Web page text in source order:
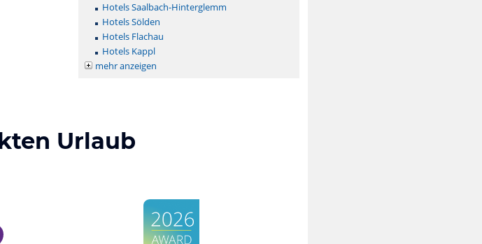
Hotels Saalbach-Hinterglemm
Hotels Sölden
Hotels Flachau
Hotels Kappl
mehr anzeigen
Urlaub